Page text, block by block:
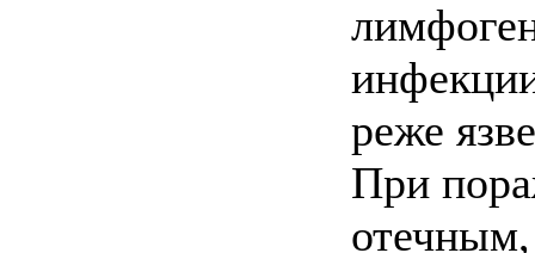
реже
При